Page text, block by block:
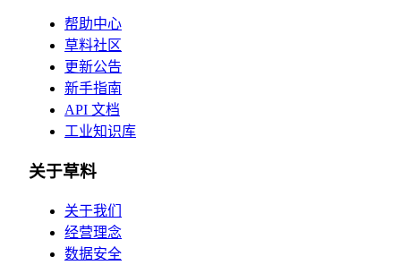
帮助中心
草料社区
更新公告
新手指南
API 文档
工业知识库
关于草料
关于我们
经营理念
数据安全